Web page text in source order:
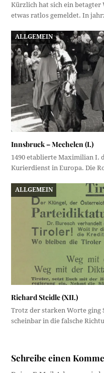
Kürzlich hat sich ein
etwas ratlos gemeldet. In
ALLGEMEIN
Innsbruck – Mechelen (I.)
1490 etablierte Maximilian I.
Kurierdienst in Europa. Die
ALLGEMEIN
Richard Steidle (XII.)
Trotz der starken Worte ging
scheinbar in die falsche
Schreibe einen